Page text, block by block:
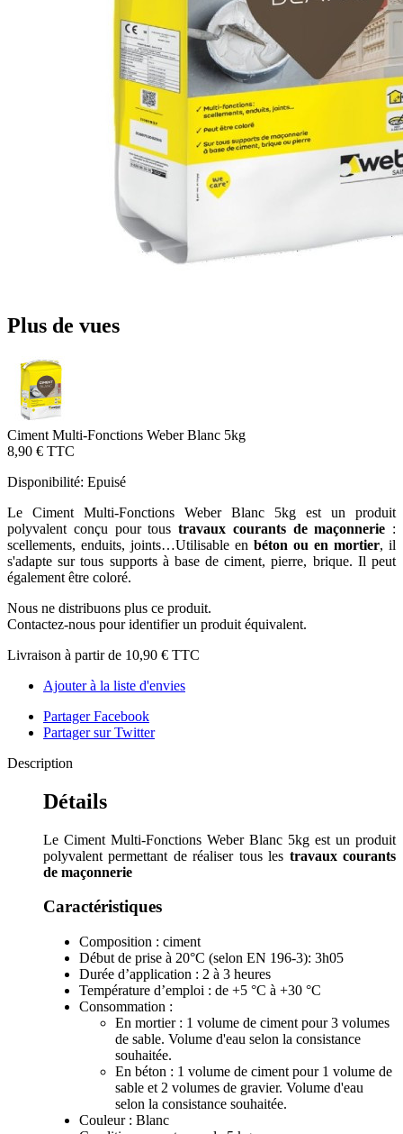
Plus de vues
Ciment Multi-Fonctions Weber Blanc 5kg
8,90 € TTC
Disponibilité: Epuisé
Le Ciment Multi-Fonctions Weber Blanc 5kg est un produit
polyvalent conçu pour tous travaux courants de maçonnerie :
scellements, enduits, joints…Utilisable en béton ou en mortier, il
s'adapte sur tous supports à base de ciment, pierre, brique. Il peut
également être coloré.
Nous ne distribuons plus ce produit.
Contactez-nous pour identifier un produit équivalent.
Livraison à partir de 10,90 € TTC
Ajouter à la liste d'envies
Partager Facebook
Partager sur Twitter
Description
Détails
Le Ciment Multi-Fonctions Weber Blanc 5kg est un produit
polyvalent permettant de réaliser tous les travaux courants
de maçonnerie
Caractéristiques
Composition : ciment
Début de prise à 20°C (selon EN 196-3): 3h05
Durée d’application : 2 à 3 heures
Température d’emploi : de +5 °C à +30 °C
Consommation :
En mortier : 1 volume de ciment pour 3 volumes
de sable. Volume d'eau selon la consistance
souhaitée.
En béton : 1 volume de ciment pour 1 volume de
sable et 2 volumes de gravier. Volume d'eau
selon la consistance souhaitée.
Couleur : Blanc